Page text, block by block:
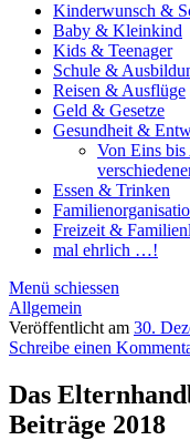
Kinderwunsch &
Baby & Kleinkind
Kids & Teenager
Schule &
Reisen & Ausflüge
Geld & Gesetze
Gesundheit &
Von Eins
Essen & Trinken
Freizeit &
mal ehrlich …!
Menü schiessen
Allgemein
Veröffentlicht am 30.
Schreibe einen
Das
Beiträge 2018